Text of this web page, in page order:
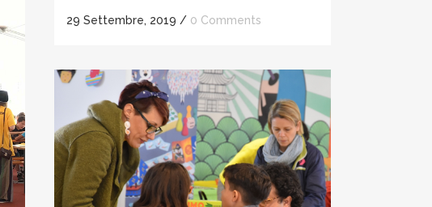
29 Settembre, 2019 / 0 Comments